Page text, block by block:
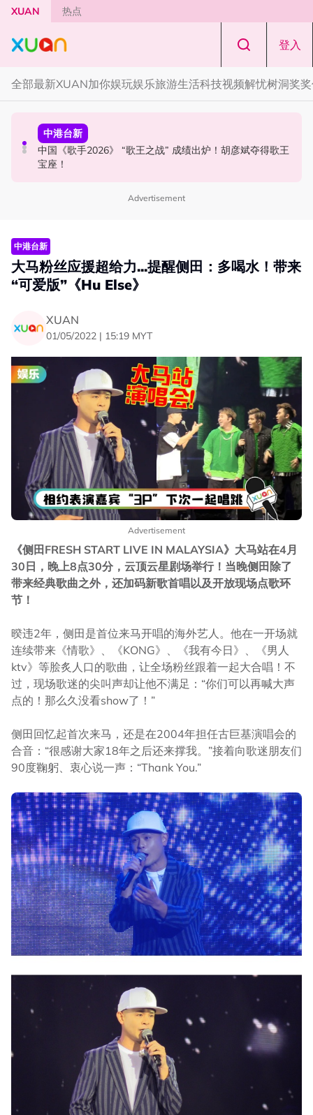
Skip to main content
XUAN 热点
登入
全部最新XUAN加你娱玩娱乐旅游生活科技视频解忧树洞奖
国际星闻
YG大楼遭女粉持高尔夫球杆猛砸！BLACKPINK 10周年最
新进展曝光！
中港台新
Jaclyn Victor现身《歌手2026》现场！遭粉丝野生捕获要
求合照！
中港台新
中国《歌手2026》 “歌王之战” 成绩出炉！胡彦斌夺得歌王
宝座！
Advertisement
中港台新
大马粉丝应援超给力...提醒侧田：多喝水！带来
“可爱版”《Hu Else》
XUAN
01/05/2022 | 15:19 MYT
Advertisement
《侧田FRESH START LIVE IN MALAYSIA》大马站在4月
30日，晚上8点30分，云顶云星剧场举行！当晚侧田除了
带来经典歌曲之外，还加码新歌首唱以及开放现场点歌环
节！
暌违2年，侧田是首位来马开唱的海外艺人。他在一开场就
连续带来《情歌》、《KONG》、《我有今日》、《男人
ktv》等脍炙人口的歌曲，让全场粉丝跟着一起大合唱！不
过，现场歌迷的尖叫声却让他不满足：“你们可以再喊大声
点的！那么久没看show了！”
侧田回忆起首次来马，还是在2004年担任古巨基演唱会的
合音：“很感谢大家18年之后还来撑我。”接着向歌迷朋友们
90度鞠躬、衷心说一声：“Thank You.”